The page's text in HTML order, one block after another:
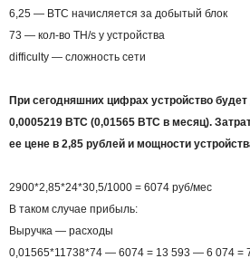
6,25 — BTC начисляется за добытый блок
73 — кол-во TH/s у устройства
difficulty — сложность сети
При сегодняшних цифрах устройство
0,0005219 BTC (0,01565 BTC в месяц).
ее цене в 2,85 рублей и мощности
2900*2,85*24*30,5/1000 = 6074 руб/мес
В таком случае прибыль:
Выручка — расходы
0,01565*11738*74 — 6074 = 13 593 — 6 074 =